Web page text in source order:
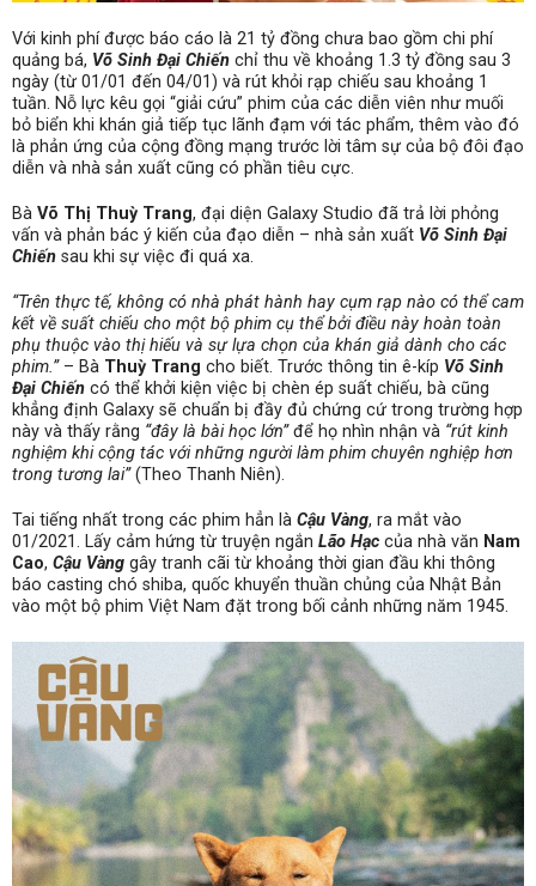
Với kinh phí được báo cáo là 21 tỷ đồng chưa bao gồm chi phí
quảng bá, Võ Sinh Đại Chiến chỉ thu về khoảng 1.3 tỷ đồng sau 3
ngày (từ 01/01 đến 04/01) và rút khỏi rạp chiếu sau khoảng 1
tuần. Nỗ lực kêu gọi “giải cứu” phim của các diễn viên như muối
bỏ biển khi khán giả tiếp tục lãnh đạm với tác phẩm, thêm vào đó
là phản ứng của cộng đồng mạng trước lời tâm sự của bộ đôi đạo
diễn và nhà sản xuất cũng có phần tiêu cực.
Bà Võ Thị Thuỳ Trang, đại diện Galaxy Studio đã trả lời phỏng
vấn và phản bác ý kiến của đạo diễn – nhà sản xuất Võ Sinh Đại
Chiến sau khi sự việc đi quá xa.
“Trên thực tế, không có nhà phát hành hay cụm rạp nào có thể cam
kết về suất chiếu cho một bộ phim cụ thể bởi điều này hoàn toàn
phụ thuộc vào thị hiếu và sự lựa chọn của khán giả dành cho các
phim.” – Bà Thuỳ Trang cho biết. Trước thông tin ê-kíp Võ Sinh
Đại Chiến có thể khởi kiện việc bị chèn ép suất chiếu, bà cũng
khẳng định Galaxy sẽ chuẩn bị đầy đủ chứng cứ trong trường hợp
này và thấy rằng “đây là bài học lớn”để họ nhìn nhận và “rút kinh
nghiệm khi cộng tác với những người làm phim chuyên nghiệp hơn
trong tương lai”(Theo Thanh Niên).
Tai tiếng nhất trong các phim hẳn là Cậu Vàng, ra mắt vào
01/2021. Lấy cảm hứng từ truyện ngắn Lão Hạc của nhà văn Nam
Cao, Cậu Vàng gây tranh cãi từ khoảng thời gian đầu khi thông
báo casting chó shiba, quốc khuyển thuần chủng của Nhật Bản
vào một bộ phim Việt Nam đặt trong bối cảnh những năm 1945.